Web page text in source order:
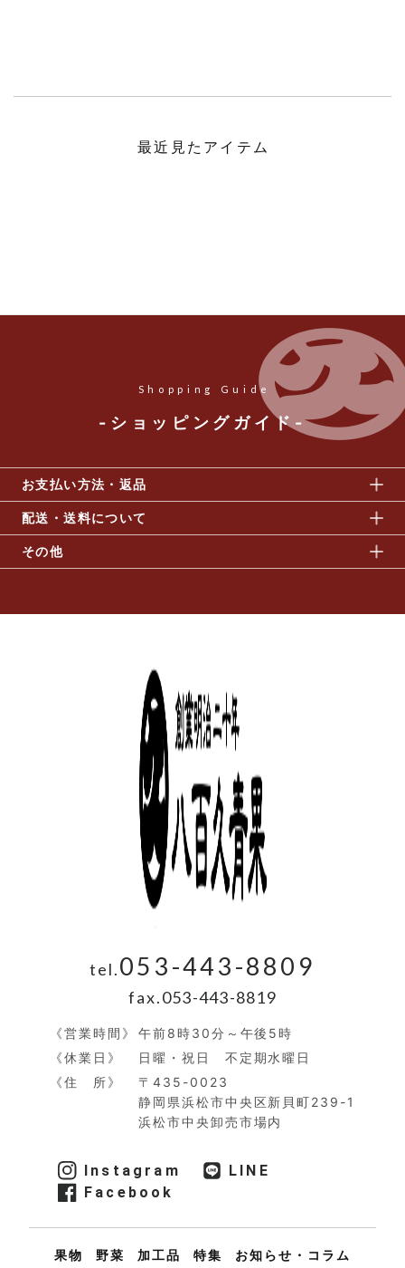
最近見たアイテム
Shopping Guide
-ショッピングガイド-
お支払い方法・返品
配送・送料について
その他
tel.053-443-8809
fax.053-443-8819
《営業時間》
午前8時30分～午後5時
《休業日》
日曜・祝日 不定期水曜日​
《住 所》
〒435-0023
静岡県浜松市中央区新貝町239-1
浜松市中央卸売市場内
Instagram
LINE
Facebook
果物 野菜 加工品 特集 お知らせ・コラム